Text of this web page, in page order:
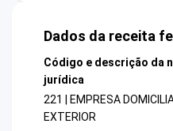
Dados da receita
Código e descrição da
jurídica
221 | EMPRESA
EXTERIOR